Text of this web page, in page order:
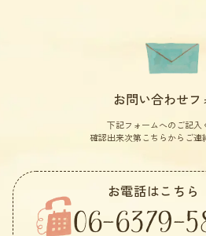
お問い合わせフ
下記フォームへのご記入
確認出来次第こちらからご連
お電話はこちら
06-6379-